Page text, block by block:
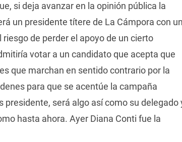
si deja avanzar en la opinión pública la
un presidente títere de La Cámpora con un
de perder el apoyo de un cierto
votar a un candidato que acepta que
que marchan en sentido contrario por la
para que se acentúe la campaña
presidente, será algo así como su delegado
hasta ahora. Ayer Diana Conti fue la